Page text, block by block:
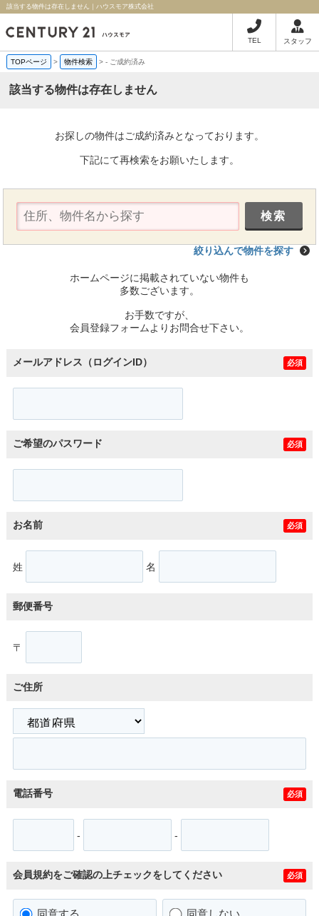
該当する物件は存在しません｜ハウスモア株式会社
TEL スタッフ
TOPページ > 物件検索 >- ご成約済み
該当する物件は存在しません
お探しの物件はご成約済みとなっております。
下記にて再検索をお願いたします。
絞り込んで物件を探す
ホームページに掲載されていない物件も
多数ございます。
お手数ですが、
会員登録フォームよりお問合せ下さい。
メールアドレス（ログインID） 必須
ご希望のパスワード 必須
お名前 必須
姓 名
郵便番号
〒
ご住所
電話番号 必須
- -
会員規約をご確認の上チェックをしてください 必須
同意する 同意しない